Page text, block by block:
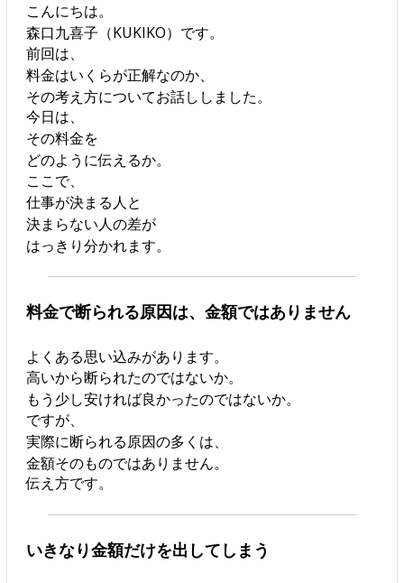
こんにちは。
森口九喜子（KUKIKO）です。
前回は、
料金はいくらが正解なのか、
その考え方についてお話ししました。
今日は、
その料金を
どのように伝えるか。
ここで、
仕事が決まる人と
決まらない人の差が
はっきり分かれます。
料金で断られる原因は、金額ではありません
よくある思い込みがあります。
高いから断られたのではないか。
もう少し安ければ良かったのではないか。
ですが、
実際に断られる原因の多くは、
金額そのものではありません。
伝え方です。
いきなり金額だけを出してしまう